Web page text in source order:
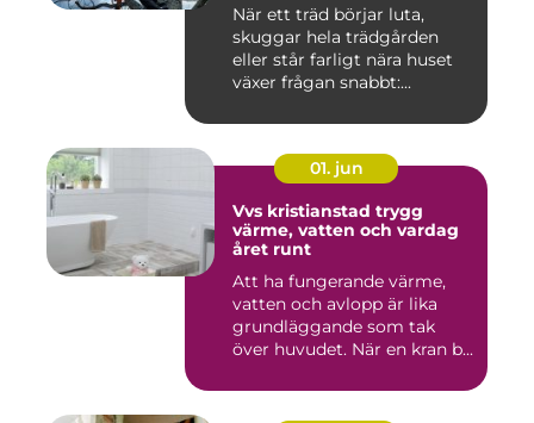
När ett träd börjar luta,
skuggar hela trädgården
eller står farligt nära huset
växer frågan snabbt:...
01. jun
Vvs kristianstad trygg
värme, vatten och vardag
året runt
Att ha fungerande värme,
vatten och avlopp är lika
grundläggande som tak
över huvudet. När en kran b...